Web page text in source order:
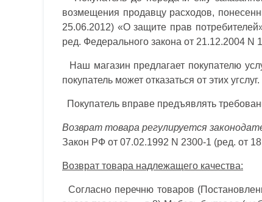
возмещения продавцу расходов,
25.06.2012) «О защите прав
ред. Федерального закона от 21.12.2004
Наш магазин предлагает покупателю
покупатель может отказаться от этих угслуг.
Покупатель вправе предъявлять
Возврат товара регулируется
Закон РФ от 07.02.1992 N 2300-1 (ред. от
Возврат товара надлежащего качества:
Согласно перечню товаров